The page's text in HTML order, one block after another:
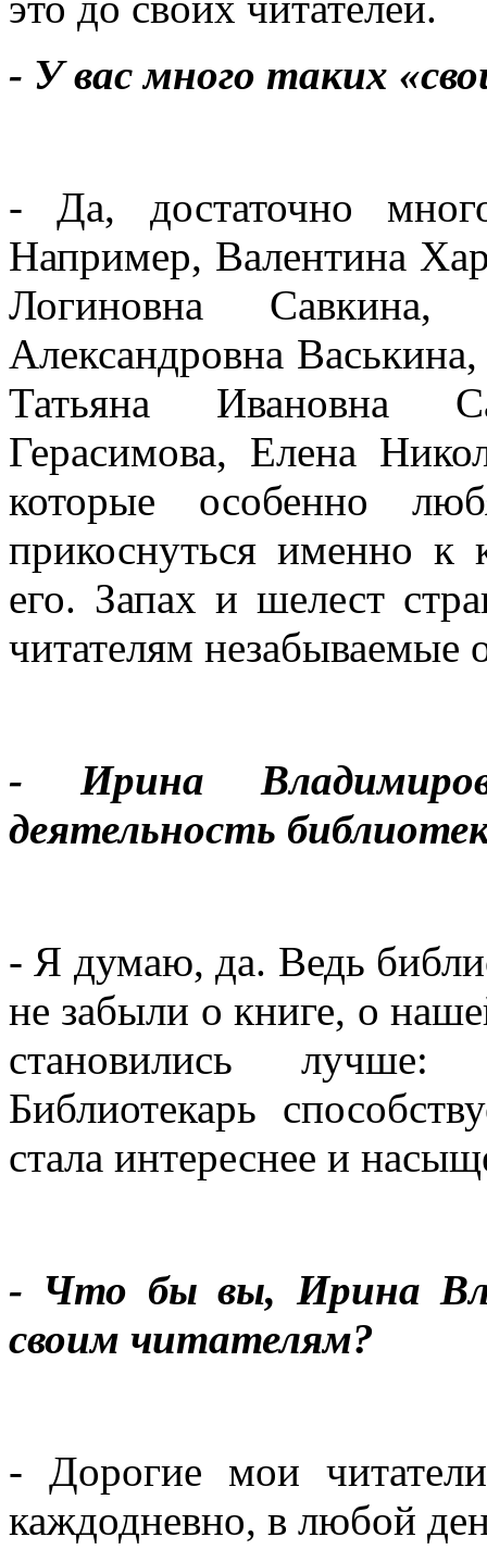
- У вас много таких
- Да, достаточно
Например, Валентина
Логиновна
Александровна
Татьяна Ивановна
Герасимова, Елена
которые особенно
прикоснуться именно к
его. Запах и шелест
читателям
- Ирина
деятельность
- Я думаю, да. Ведь
не забыли о книге, о
становились лучше:
Библиотекарь
стала интереснее и
- Что бы вы, Ирина
своим читателям?
- Дорогие мои
каждодневно, в любой